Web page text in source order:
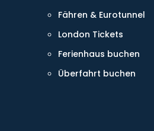
Fähren & Eurotunnel
London Tickets
Ferienhaus buchen
Überfahrt buchen